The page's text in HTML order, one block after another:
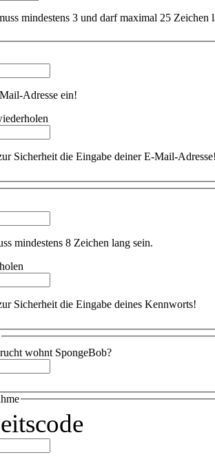
mindestens 3 und darf maximal 25 Zeichen
Adresse ein!
Sicherheit die Eingabe deiner E-Mail-
mindestens 8 Zeichen lang sein.
Sicherheit die Eingabe deines Kennworts!
wohnt SpongeBob?